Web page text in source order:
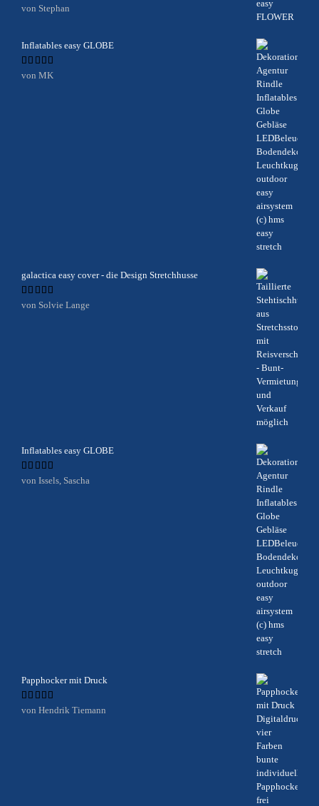
Bewertet
von 5
von Stephan
Inflatables easy GLOBE
Bewertet
von MK
galactica easy cover - die Design Stretchhusse
Bewertet
von Solvie Lange
Inflatables easy GLOBE
Bewertet
von 5
von Issels, Sascha
Papphocker mit Druck
Bewertet
von Hendrik Tiemann